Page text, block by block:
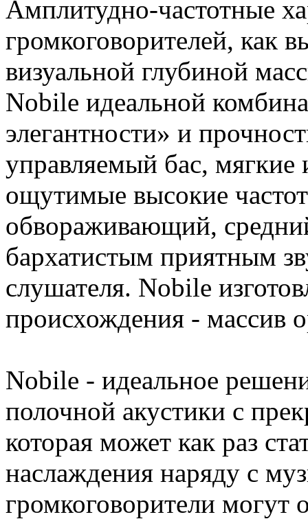
Амплитудно-частотные
громкоговорителей, как
визуальной глубиной
Nobile идеальной
элегантности» и
управляемый бас, мягкие
ощутимые высокие
обвораживающий,
бархатистым приятным
слушателя. Nobile
происхождения - массив
Nobile - идеальное
полочной акустики с
которая может как раз
наслаждения наряду с
громкоговорители могут